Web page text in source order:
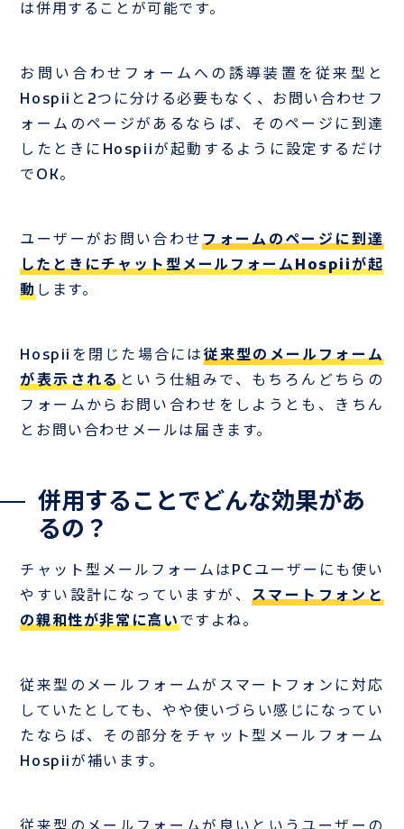
は併用することが可能です。
お問い合わせフォームへの誘導装置を従来型と
Hospiiと2つに分ける必要もなく、お問い合わせフ
ォームのページがあるならば、そのページに到達
したときにHospiiが起動するように設定するだけ
でOK。
ユーザーがお問い合わせフォームのページに到達
したときにチャット型メールフォームHospiiが起
動します。
Hospiiを閉じた場合には 従来型のメールフォーム
が表示されるという仕組みで、もちろんどちらの
フォームからお問い合わせをしようとも、きちん
とお問い合わせメールは届きます。
併用することでどんな効果があ
るの？
チャット型メールフォームはPCユーザーにも使い
やすい設計になっていますが、スマートフォンと
の親和性が非常に高いですよね。
従来型のメールフォームがスマートフォンに対応
していたとしても、やや使いづらい感じになってい
たならば、その部分をチャット型メールフォーム
Hospiiが補います。